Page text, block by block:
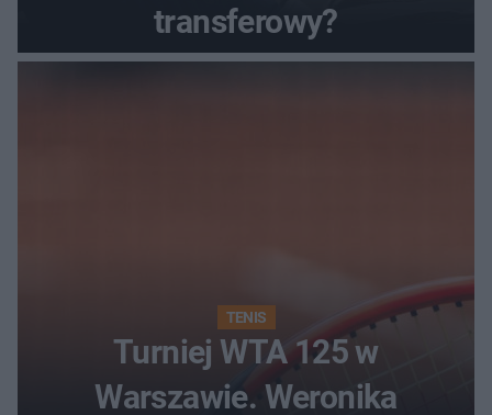
transferowy?
TENIS
Turniej WTA 125 w
Warszawie. Weronika